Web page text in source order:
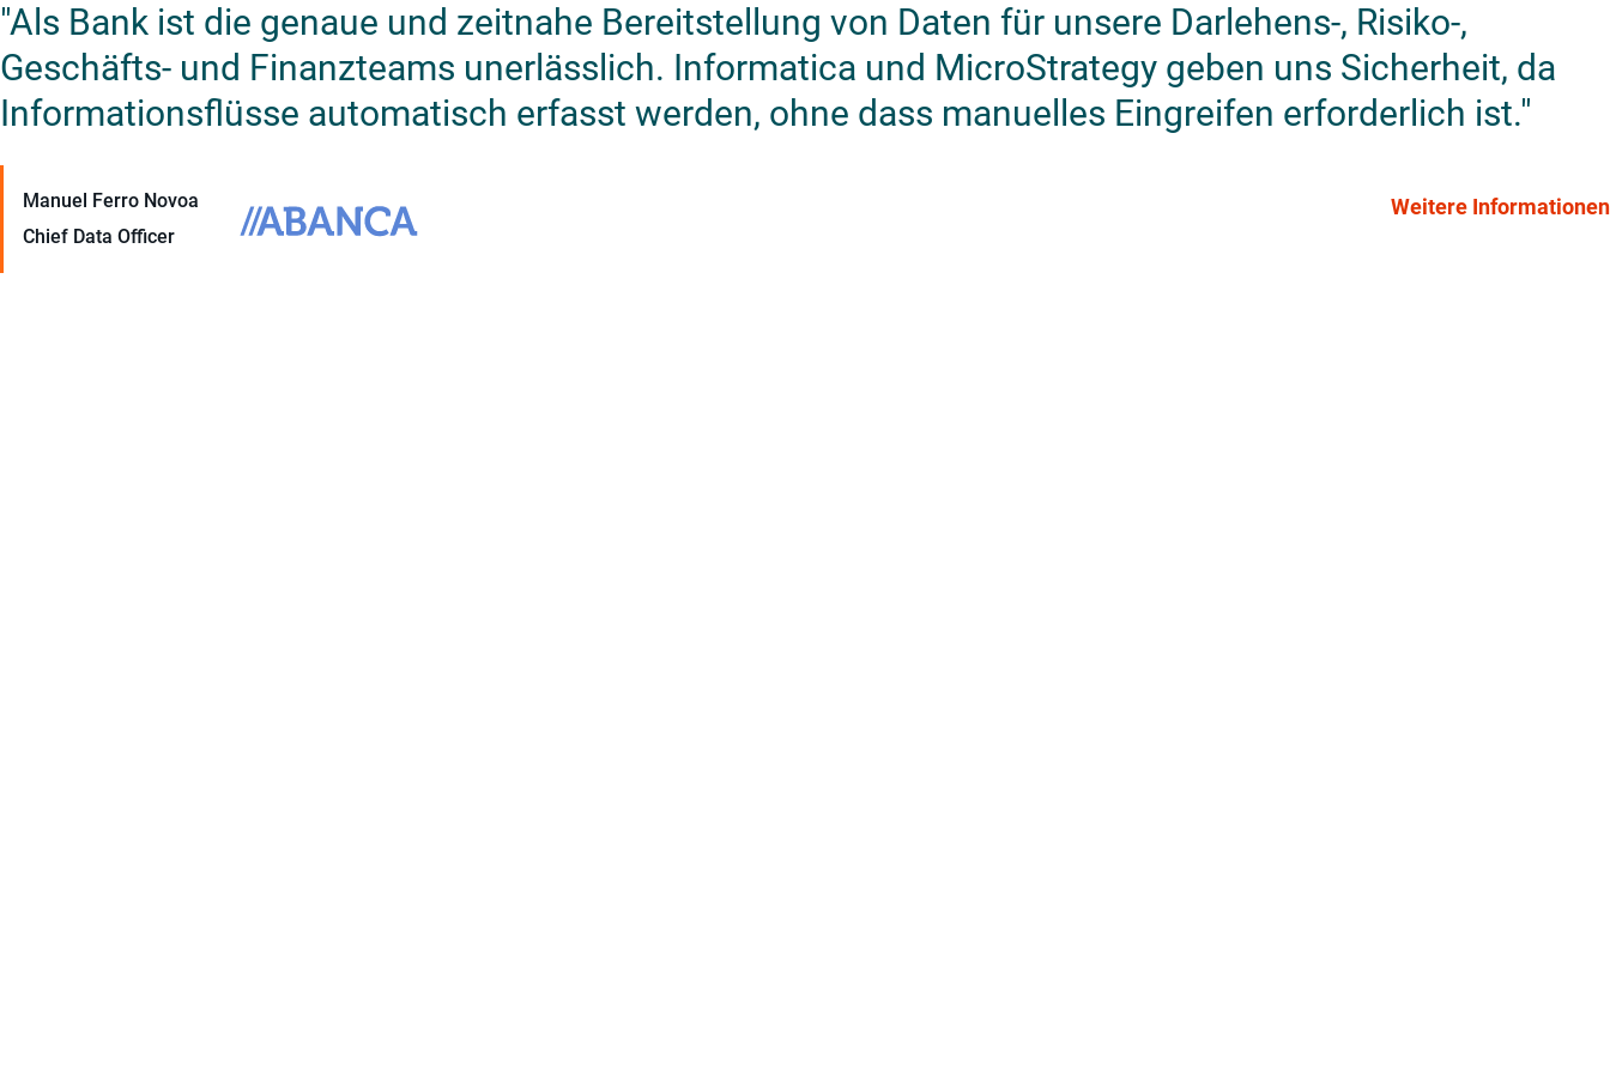
"Als Bank ist die genaue und zeitnahe Bereitstellung von Daten für unsere Darlehens-, Risiko-,
Geschäfts- und Finanzteams unerlässlich. Informatica und MicroStrategy geben uns Sicherheit, da
Informationsflüsse automatisch erfasst werden, ohne dass manuelles Eingreifen erforderlich ist."
Manuel Ferro Novoa
Chief Data Officer
Weitere Informationen